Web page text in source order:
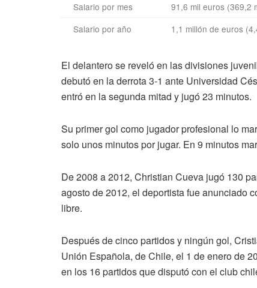
Salario por mes
91,6 mil euros (369,2
Salario por año
1,1 millón de euros
El delantero se reveló en las divisiones
debutó en la derrota 3-1 ante Universidad
entró en la segunda mitad y jugó 23 minutos.
Su primer gol como jugador profesional lo
solo unos minutos por jugar. En 9 minutos
De 2008 a 2012, Christian Cueva jugó 130
agosto de 2012, el deportista fue anunciado
libre.
Después de cinco partidos y ningún gol,
Unión Española, de Chile, el 1 de enero de
en los 16 partidos que disputó con el club